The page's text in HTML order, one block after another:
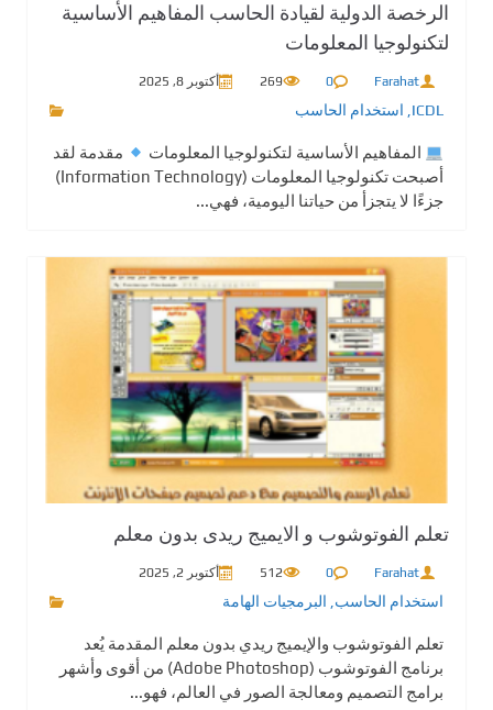
الرخصة الدولية لقيادة الحاسب المفاهيم الأساسية
لتكنولوجيا المعلومات
Farahat
0
269 أكتوبر 8, 2025
ICDL استخدام الحاسب
المفاهيم الأساسية لتكنولوجيا المعلومات
مقدمة لقد
أصبحت تكنولوجيا المعلومات (Information Technology)
جزءًا لا يتجزأ من حياتنا اليومية، فهي...
تعلم الفوتوشوب و الايميج ريدى بدون معلم
Farahat
0
512 أكتوبر 2, 2025
استخدام الحاسب البرمجيات الهامة
تعلم الفوتوشوب والإيميج ريدي بدون معلم المقدمة يُعد
برنامج الفوتوشوب (Adobe Photoshop) من أقوى وأشهر
برامج التصميم ومعالجة الصور في العالم، فهو...